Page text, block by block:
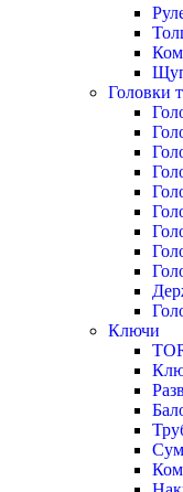
Головки
Ключи